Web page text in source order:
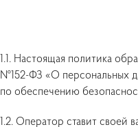
1.1. Настоящая политика
№152-ФЗ «О персональных
по обеспечению
1.2. Оператор ставит